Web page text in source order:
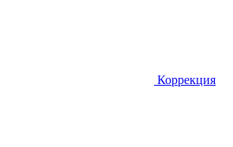
Коррекция